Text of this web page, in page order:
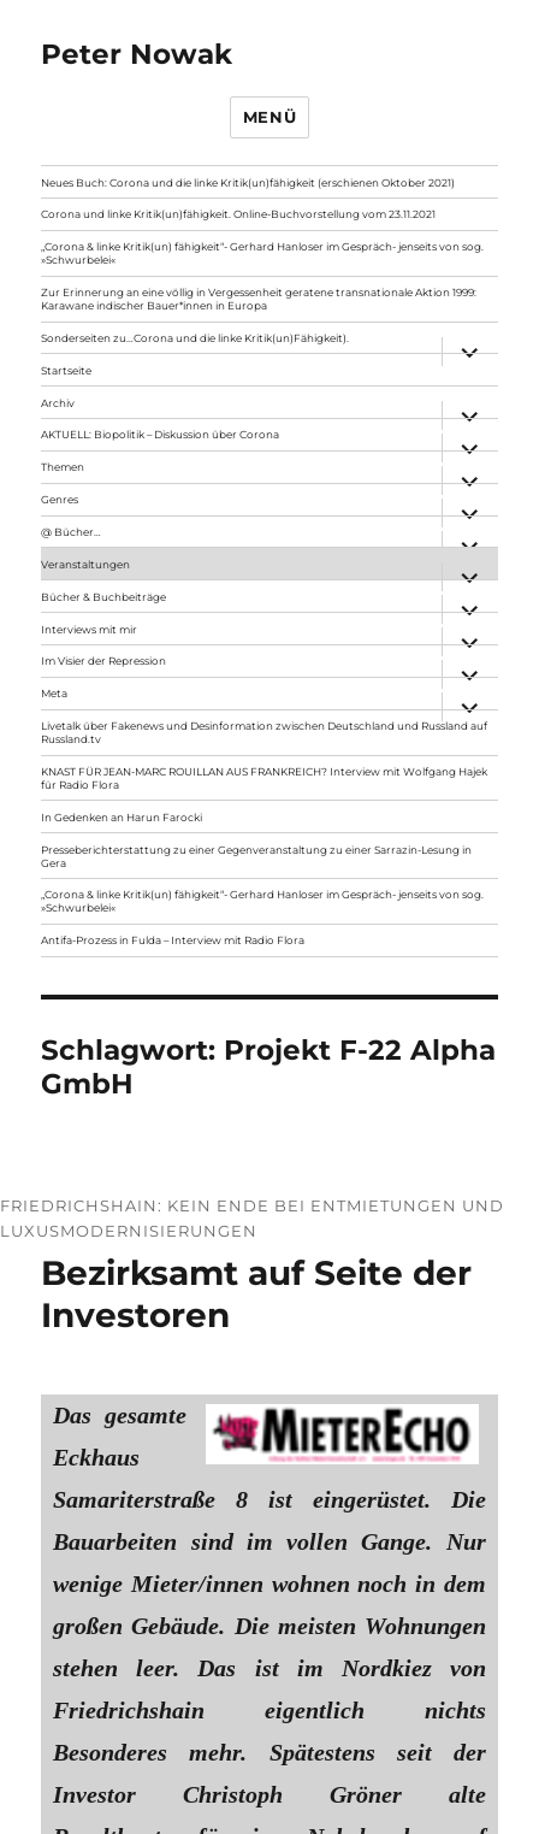
Peter Nowak
MENÜ
Neues Buch: Corona und die linke Kritik(un)fähigkeit (erschienen Oktober 2021)
Corona und linke Kritik(un)fähigkeit. Online-Buchvorstellung vom 23.11.2021
„Corona & linke Kritik(un) fähigkeit“- Gerhard Hanloser im Gespräch- jenseits von sog.
»Schwurbelei«
Zur Erinnerung an eine völlig in Vergessenheit geratene transnationale Aktion 1999:
Karawane indischer Bauer*innen in Europa
Sonderseiten zu…Corona und die linke Kritik(un)Fähigkeit).
anzeigen
Startseite
Archiv
anzeigen
AKTUELL: Biopolitik – Diskussion über Corona
anzeigen
Themen
anzeigen
Genres
anzeigen
@ Bücher…
Veranstaltungen
anzeigen
Bücher & Buchbeiträge
anzeigen
Interviews mit mir
anzeigen
Im Visier der Repression
anzeigen
Meta
anzeigen
Livetalk über Fakenews und Desinformation zwischen Deutschland und Russland auf
Russland.tv
KNAST FÜR JEAN-MARC ROUILLAN AUS FRANKREICH? Interview mit Wolfgang Hajek
für Radio Flora
In Gedenken an Harun Farocki
Presseberichterstattung zu einer Gegenveranstaltung zu einer Sarrazin-Lesung in
Gera
„Corona & linke Kritik(un) fähigkeit“- Gerhard Hanloser im Gespräch- jenseits von sog.
»Schwurbelei«
Antifa-Prozess in Fulda – Interview mit Radio Flora
Schlagwort: Projekt F-22 Alpha
GmbH
FRIEDRICHSHAIN: KEIN ENDE BEI ENTMIETUNGEN UND
LUXUSMODERNISIERUNGEN
Bezirksamt auf Seite der
Investoren
Das gesamte
Eckhaus
Samariterstraße 8 ist eingerüstet. Die
Bauarbeiten sind im vollen Gange. Nur
wenige Mieter/innen wohnen noch in dem
großen Gebäude. Die meisten Wohnungen
stehen leer. Das ist im Nordkiez von
Friedrichshain eigentlich nichts
Besonderes mehr. Spätestens seit der
Investor Christoph Gröner alte